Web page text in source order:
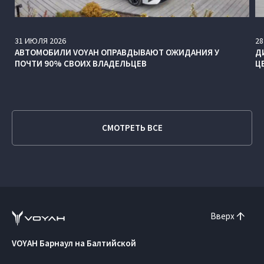
31 ИЮЛЯ 2026
АВТОМОБИЛИ VOYAH ОПРАВДЫВАЮТ ОЖИДАНИЯ У
ПОЧТИ 90% СВОИХ ВЛАДЕЛЬЦЕВ
28
СМОТРЕТЬ ВСЕ
Вверх
VOYAH Барнаул на Балтийской